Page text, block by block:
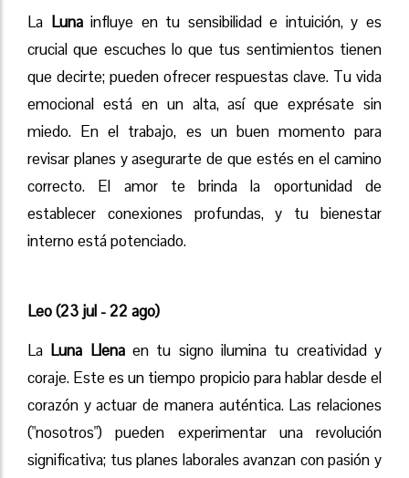
La Lunainfluye en tu sensibilidad e intuición, y es
crucial que escuches lo que tus sentimientos tienen
que decirte; pueden ofrecer respuestas clave. Tu vida
emocional está en un alta, así que exprésate sin
miedo. En el trabajo, es un buen momento para
revisar planes y asegurarte de que estés en el camino
correcto. El amor te brinda la oportunidad de
establecer conexiones profundas, y tu bienestar
interno está potenciado.
Leo (23 jul - 22 ago)
La Luna Llenaen tu signo ilumina tu creatividad y
coraje. Este es un tiempo propicio para hablar desde el
corazón y actuar de manera auténtica. Las relaciones
("nosotros") pueden experimentar una revolución
significativa; tus planes laborales avanzan con pasión y